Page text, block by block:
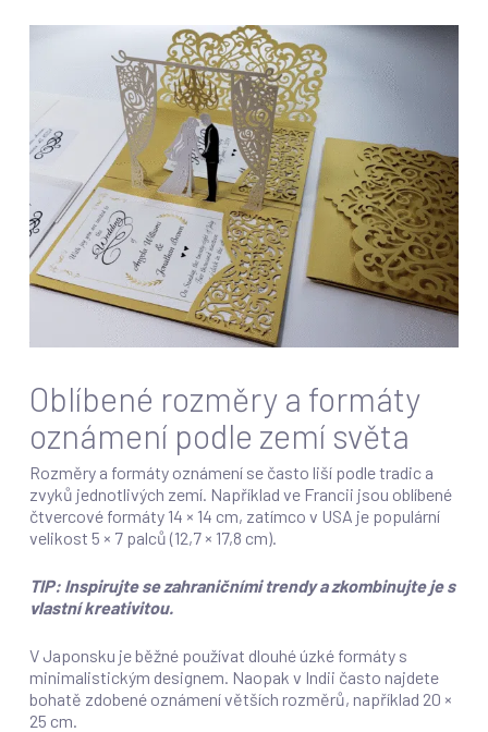
Oblíbené rozměry a formáty
oznámení podle zemí světa
Rozměry a formáty oznámení se často liší podle tradic a
zvyků jednotlivých zemí. Například ve Francii jsou oblíbené
čtvercové formáty 14 × 14 cm, zatímco v USA je populární
velikost 5 × 7 palců (12,7 × 17,8 cm).
TIP: Inspirujte se zahraničními trendy a zkombinujte je s
vlastní kreativitou.
V Japonsku je běžné používat dlouhé úzké formáty s
minimalistickým designem. Naopak v Indii často najdete
bohatě zdobené oznámení větších rozměrů, například 20 ×
25 cm.